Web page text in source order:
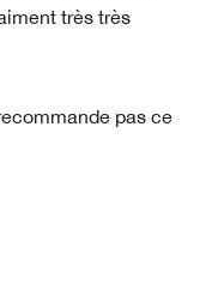
très très
pas ce